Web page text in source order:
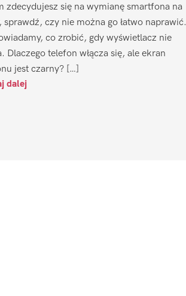
zdecydujesz się na wymianę smartfona na
sprawdź, czy nie można go łatwo naprawić.
co zrobić, gdy wyświetlacz nie
Dlaczego telefon włącza się, ale ekran
jest czarny? […]
dalej